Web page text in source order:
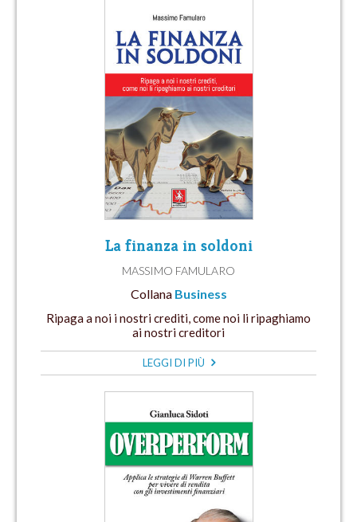
La finanza in soldoni
MASSIMO FAMULARO
Collana Business
Ripaga a noi i nostri crediti, come noi li ripaghiamo
ai nostri creditori
LEGGI DI PIÙ